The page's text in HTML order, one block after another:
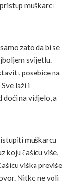
muškarci
zato da bi se
svijetlu.
posebice na
laži i
doći na vidjelo, a
muškarcu
koju čašicu više,
viška previše
Nitko ne voli